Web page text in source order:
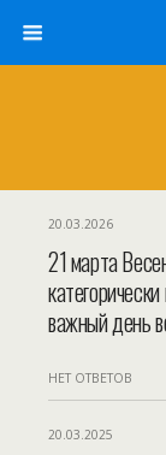
20.03.2026
21 марта
важный день
НЕТ ОТВЕТОВ
20.03.2025